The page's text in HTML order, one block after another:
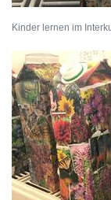
Kinder lernen im